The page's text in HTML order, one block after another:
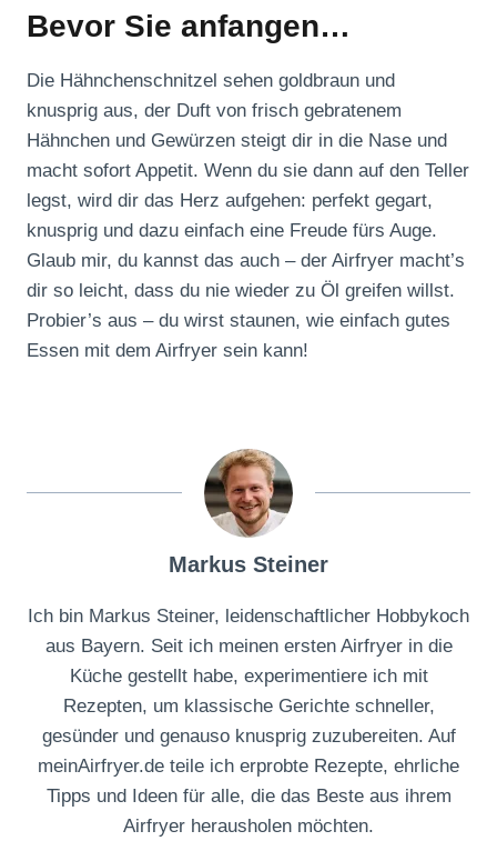
Bevor Sie anfangen…
Die Hähnchenschnitzel sehen goldbraun und
knusprig aus, der Duft von frisch gebratenem
Hähnchen und Gewürzen steigt dir in die Nase und
macht sofort Appetit. Wenn du sie dann auf den Teller
legst, wird dir das Herz aufgehen: perfekt gegart,
knusprig und dazu einfach eine Freude fürs Auge.
Glaub mir, du kannst das auch – der Airfryer macht’s
dir so leicht, dass du nie wieder zu Öl greifen willst.
Probier’s aus – du wirst staunen, wie einfach gutes
Essen mit dem Airfryer sein kann!
Markus Steiner
Ich bin Markus Steiner, leidenschaftlicher Hobbykoch
aus Bayern. Seit ich meinen ersten Airfryer in die
Küche gestellt habe, experimentiere ich mit
Rezepten, um klassische Gerichte schneller,
gesünder und genauso knusprig zuzubereiten. Auf
meinAirfryer.de teile ich erprobte Rezepte, ehrliche
Tipps und Ideen für alle, die das Beste aus ihrem
Airfryer herausholen möchten.